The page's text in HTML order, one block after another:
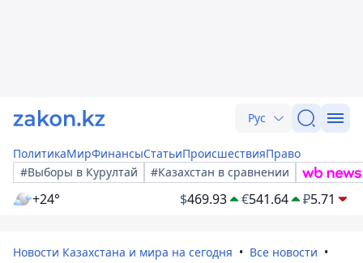
Рус
ПолитикаМирФинансыСтатьиПроисшествияПраво
#Выборы в Курултай
#Казахстан в сравнении
+24° $469.93 €541.64 ₽5.71
Новости Казахстана и мира на сегодня
Все новости